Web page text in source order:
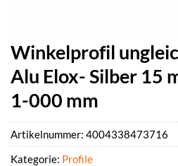
Winkelprofil
Alu Elox- Silber 15
1-000 mm
Artikelnummer: 4004338473716
Kategorie: Profile